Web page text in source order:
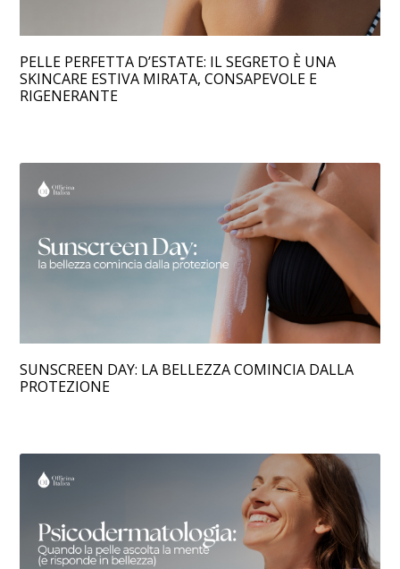
PELLE PERFETTA D’ESTATE: IL SEGRETO È UNA
SKINCARE ESTIVA MIRATA, CONSAPEVOLE E
RIGENERANTE
SUNSCREEN DAY: LA BELLEZZA COMINCIA DALLA
PROTEZIONE